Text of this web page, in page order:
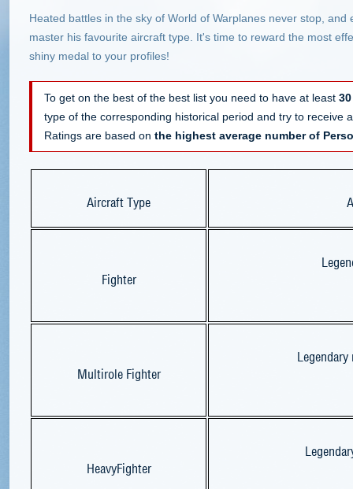
Heated battles in the sky of World of Warplanes never stop,
master his favourite aircraft type. It's time to reward the most
shiny medal to your profiles!
To get on the best of the best list you need to have at least 30
type of the corresponding historical period and try to receive
Ratings are based on the highest average number of
Aircraft Type
Fighter
Multirole Fighter
HeavyFighter